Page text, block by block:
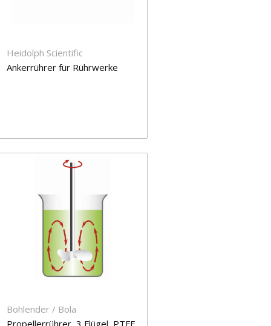
Heidolph Scientific
Ankerrührer für Rührwerke
Bohlender / Bola
Propellerrührer, 3 Flügel, PTFE,